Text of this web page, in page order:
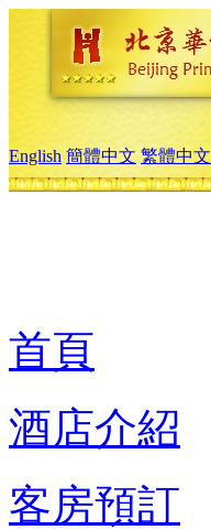
English 簡體中文 繁體中文
首頁
酒店介紹
客房預訂